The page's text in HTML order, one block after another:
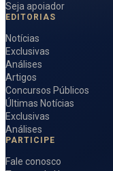
Seja apoiador
EDITORIAS
Notícias
Exclusivas
Análises
Artigos
Concursos Públicos
Últimas Notícias
Exclusivas
Análises
PARTICIPE
Fale conosco